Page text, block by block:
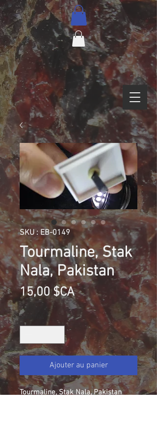
SKU : EB-0149
Tourmaline, Stak
Nala, Pakistan
15,00 $CAPrix
Quantité
Ajouter au panier
Tourmaline, Stak Nala, Pakistan